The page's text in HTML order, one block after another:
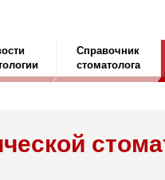
Справочник
стоматолога